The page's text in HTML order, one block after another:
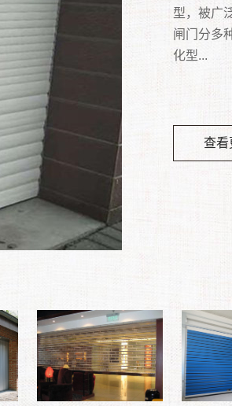
光等多项
子、超市
满足高性
动关闭，
通常被广
隔的作用
体、控制
装置、按
型，被广
闸门分多
化型...
查看
门向上拉
车库。不
感应、电
动车库门
为：翻板
便安装地
查看
果。 水晶
门非常坚
雅时尚的
电动,手
方便客户
和
沿海台风
门、抗风
度高，钢
大风中帘
防潮、隔
常见。 ·
属饰面，
您的开口
在建造墙
厂加工并
的平板
更充分地
口顶部的
撬槽。全
点，多重
美观。5
密实缓冲
过 ,加强
钢管卷闸
到隔离作
等特点，
市一道亮